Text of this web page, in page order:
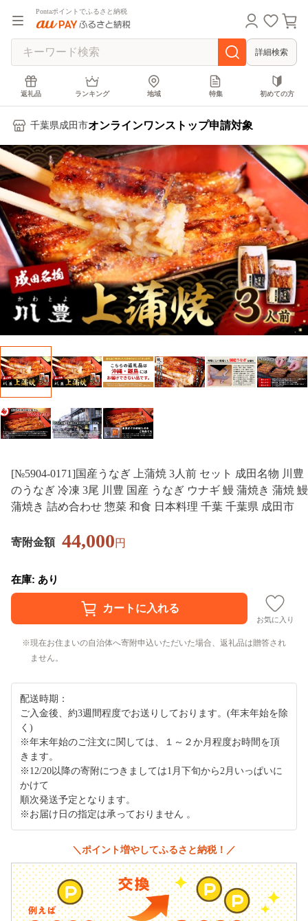
Pontaポイントでふるさと納税
詳細検索
返礼品 ランキング 地域 特集 初めての方
千葉県成田市オンラインワンストップ申請対象
[№5904-0171]国産うなぎ 上蒲焼 3人前 セット 成田名物 川豊
のうなぎ 冷凍 3尾 川豊 国産 うなぎ ウナギ 鰻 蒲焼き 蒲焼 鰻
蒲焼き 詰め合わせ 惣菜 和食 日本料理 千葉 千葉県 成田市
寄附金額 44,000円
在庫: あり
お気に入り
現在お住まいの自治体へ寄附申込いただいた場合、返礼品は贈答され
ません。
配送時期：
ご入金後、約3週間程度でお送りしております。(年末年始を除
く)
※年末年始のご注文に関しては、１～２か月程度お時間を頂
きます。
※12/20以降の寄附につきましては1月下旬から2月いっぱいに
かけて
順次発送予定となります。
※お届け日の指定は承っておりません 。
＼ポイント増やしてふるさと納税！／